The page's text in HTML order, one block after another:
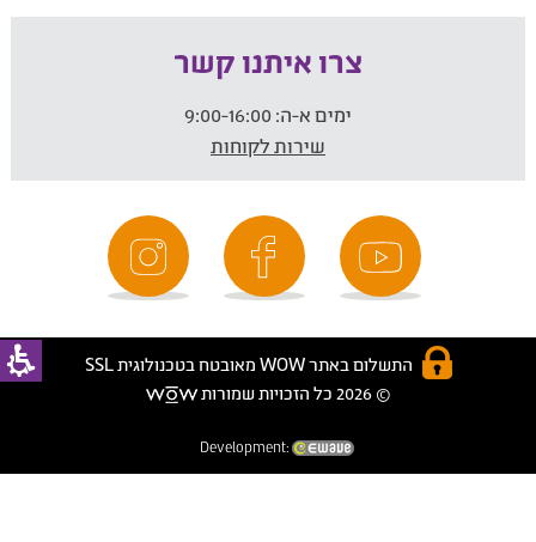
צרו איתנו קשר
ימים א-ה:
שירות לקוחות
התשלום באתר WOW מאובטח בטכנולוגית SSL
© 2026 כל הזכויות שמורות
Development: